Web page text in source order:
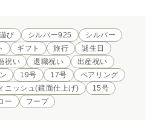
び シルバー925
シルバー
ギフト 旅行
誕生日
祝い 退職祝い
出産祝い
19号 17号
ペアリング
ニッシュ(鏡面仕上げ)
15号
ー フープ